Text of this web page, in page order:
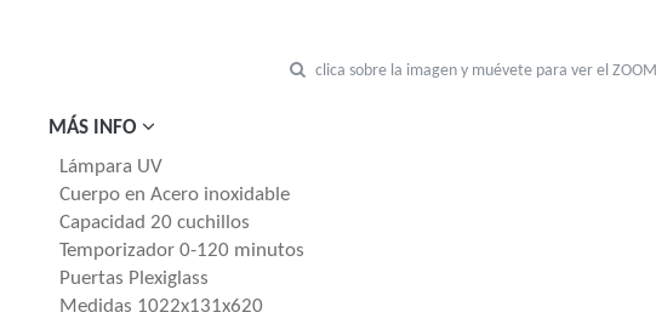
clica sobre la imagen y muévete para ver el ZOOM
MÁS INFO
Lámpara UV
Cuerpo en Acero inoxidable
Capacidad 20 cuchillos
Temporizador 0-120 minutos
Puertas Plexiglass
Medidas 1022x131x620